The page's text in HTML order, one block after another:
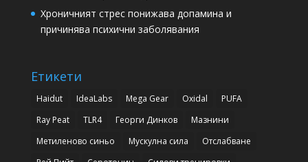
Хроничният стрес понижава допамина и
причинява психични заболявания
Етикети
Haidut IdeaLabs Mega Gear Oxidal
PUFA
Ray Peat
TLR4 Георги Динков
Мазнини
Метиленово синьо
Мускулна сила
Отслабване